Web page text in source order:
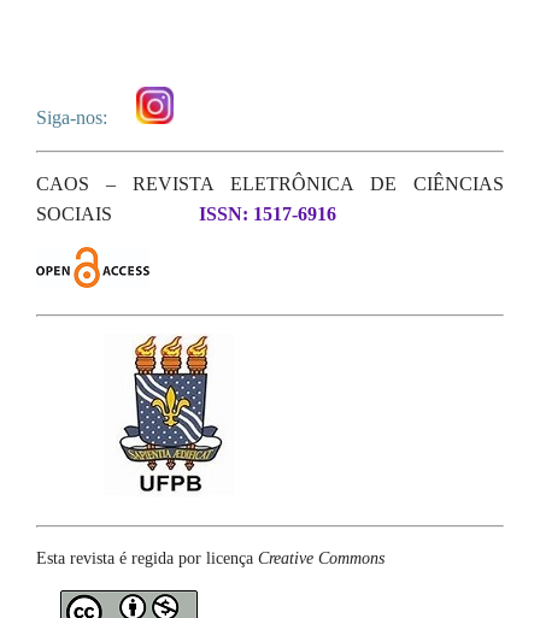
Siga-nos:
CAOS – REVISTA ELETRÔNICA DE CIÊNCIAS
SOCIAIS
ISSN: 1517-6916
Esta revista é regida por licença Creative Commons